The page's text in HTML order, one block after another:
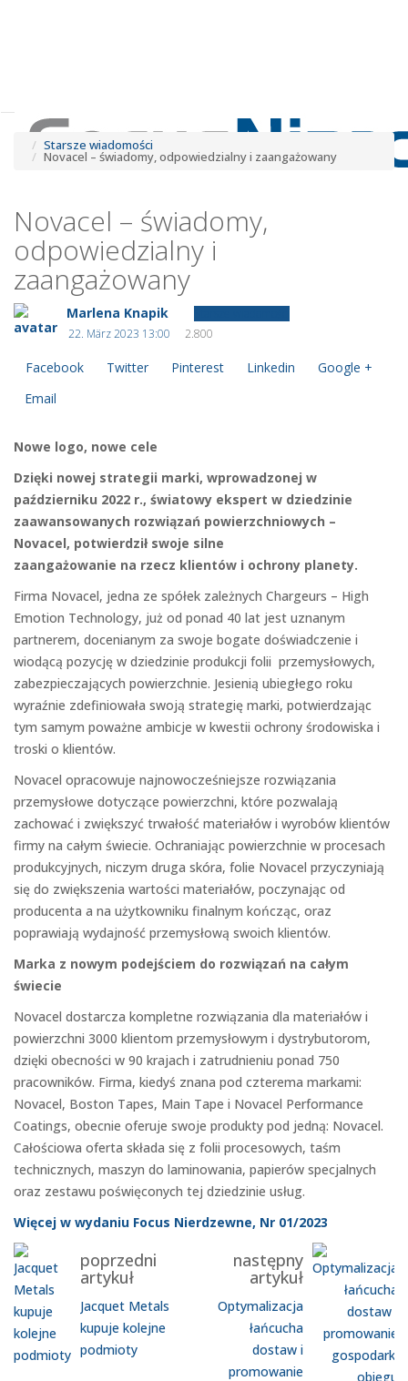
Starsze wiadomości
Novacel – świadomy, odpowiedzialny i zaangażowany
Novacel – świadomy,
odpowiedzialny i
zaangażowany
Marlena Knapik
22. März 2023 13:00
2.800
Facebook Twitter Pinterest Linkedin
Google +
Email
Nowe logo, nowe cele
Dzięki nowej strategii marki, wprowadzonej w
październiku 2022 r., światowy ekspert w dziedzinie
zaawansowanych rozwiązań powierzchniowych –
Novacel, potwierdził swoje silne
zaangażowanie na rzecz klientów i ochrony planety.
Firma Novacel, jedna ze spółek zależnych Chargeurs – High
Emotion Technology, już od ponad 40 lat jest uznanym
partnerem, docenianym za swoje bogate doświadczenie i
wiodącą pozycję w dziedzinie produkcji folii przemysłowych,
zabezpieczających powierzchnie. Jesienią ubiegłego roku
wyraźnie zdefiniowała swoją strategię marki, potwierdzając
tym samym poważne ambicje w kwestii ochrony środowiska i
troski o klientów.
Novacel opracowuje najnowocześniejsze rozwiązania
przemysłowe dotyczące powierzchni, które pozwalają
zachować i zwiększyć trwałość materiałów i wyrobów klientów
firmy na całym świecie. Ochraniając powierzchnie w procesach
produkcyjnych, niczym druga skóra, folie Novacel przyczyniają
się do zwiększenia wartości materiałów, poczynając od
producenta a na użytkowniku finalnym kończąc, oraz
poprawiają wydajność przemysłową swoich klientów.
Marka z nowym podejściem do rozwiązań na całym
świecie
Novacel dostarcza kompletne rozwiązania dla materiałów i
powierzchni 3000 klientom przemysłowym i dystrybutorom,
dzięki obecności w 90 krajach i zatrudnieniu ponad 750
pracowników. Firma, kiedyś znana pod czterema markami:
Novacel, Boston Tapes, Main Tape i Novacel Performance
Coatings, obecnie oferuje swoje produkty pod jedną: Novacel.
Całościowa oferta składa się z folii procesowych, taśm
technicznych, maszyn do laminowania, papierów specjalnych
oraz zestawu poświęconych tej dziedzinie usług.
Więcej w wydaniu Focus Nierdzewne, Nr 01/2023
poprzedni
artykuł
Jacquet Metals
kupuje kolejne
podmioty
następny
artykuł
Optymalizacja
łańcucha
dostaw i
promowanie